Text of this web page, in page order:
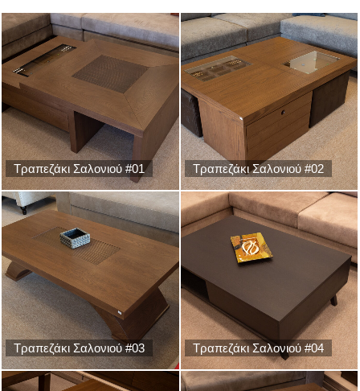
Τραπεζάκι Σαλονιού #01 Τραπεζάκι Σαλονιού #02
Τραπεζάκι Σαλονιού #03 Τραπεζάκι Σαλονιού #04